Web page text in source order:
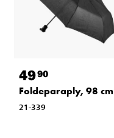
4990
Foldeparaply, 98 cm
21-339